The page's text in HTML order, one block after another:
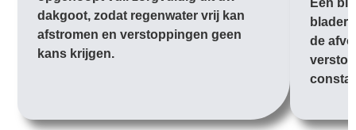
dakgoot, zodat regenwater vrij kan
afstromen en verstoppingen geen
kans krijgen.
Een
de